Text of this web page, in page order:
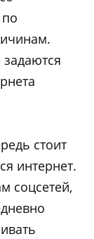
стоит
интернет.
соцсетей,